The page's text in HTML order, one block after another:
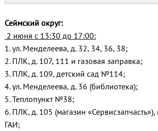
Сеймский округ:
2 июня с 13:30 до 17:00:
1. ул. Менделеева, д. 32, 34, 36, 38;
2. ПЛК, д. 107, 111 и газовая заправка;
3. ПЛК, д. 109, детский сад №114;
4. ул. Менделеева, д. 36 (библиотека);
5. Теплопункт №38;
6. ПЛК, д. 105 (магазин
ГАИ;